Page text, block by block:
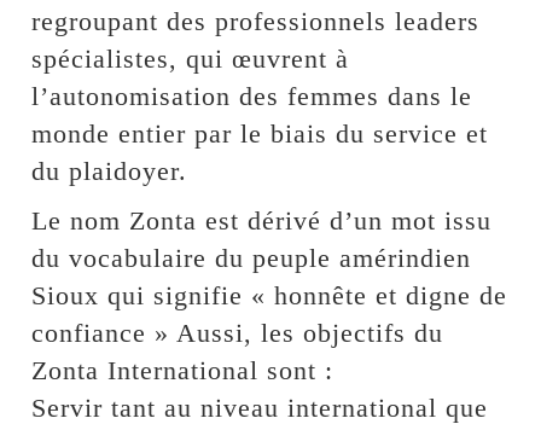
regroupant des professionnels leaders
spécialistes, qui œuvrent à
l’autonomisation des femmes dans le
monde entier par le biais du service et
du plaidoyer.
Le nom Zonta est dérivé d’un mot issu
du vocabulaire du peuple amérindien
Sioux qui signifie « honnête et digne de
confiance » Aussi, les objectifs du
Zonta International sont :
Servir tant au niveau international que